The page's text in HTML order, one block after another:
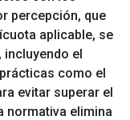
percepción, que
aplicable, se
el
como el
evitar superar el
normativa elimina